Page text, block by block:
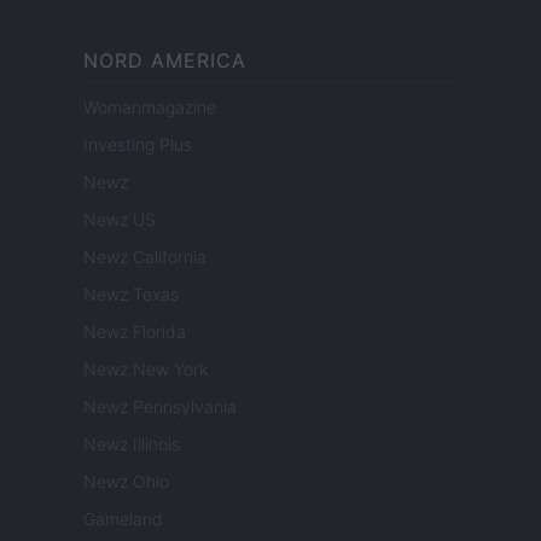
NORD AMERICA
Womanmagazine
Investing Plus
Newz
Newz US
Newz California
Newz Texas
Newz Florida
Newz New York
Newz Pennsylvania
Newz Illinois
Newz Ohio
Gameland